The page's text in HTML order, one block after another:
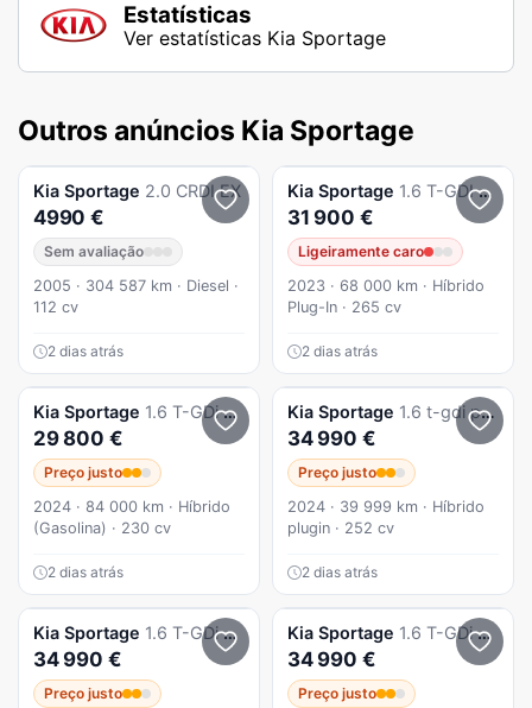
Estatísticas
Ver estatísticas Kia Sportage
Outros anúncios Kia Sportage
Kia Sportage 2.0 CRDI EX
4990 €
Sem avaliação
2005 · 304 587 km · Diesel ·
112 cv
2 dias atrás
Kia Sportage 1.6 T-GDI AWD Base
31 900 €
Ligeiramente caro
2023 · 68 000 km · Híbrido
Plug-In · 265 cv
2 dias atrás
Kia Sportage 1.6 T-GDi HEV Tech
29 800 €
Preço justo
2024 · 84 000 km · Híbrido
(Gasolina) · 230 cv
2 dias atrás
Kia Sportage 1.6 t-gdi phev tech+srf
34 990 €
Preço justo
2024 · 39 999 km · Híbrido
plugin · 252 cv
2 dias atrás
Kia Sportage 1.6 T-GDi PHEV Tech+SRF
34 990 €
Preço justo
Kia Sportage 1.6 T-GDi PHEV Tech+SRF
34 990 €
Preço justo